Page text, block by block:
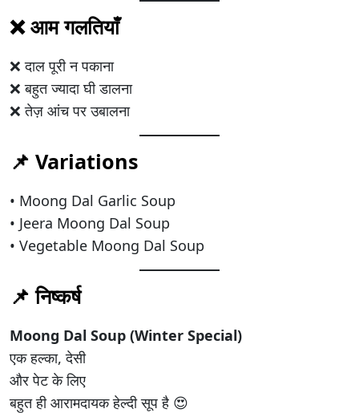
❌ आम गलतियाँ
❌ दाल पूरी न पकाना
❌ बहुत ज्यादा घी डालना
❌ तेज़ आंच पर उबालना
📌 Variations
• Moong Dal Garlic Soup
• Jeera Moong Dal Soup
• Vegetable Moong Dal Soup
📌 निष्कर्ष
Moong Dal Soup (Winter Special)
एक हल्का, देसी
और पेट के लिए
बहुत ही आरामदायक हेल्दी सूप है 😍